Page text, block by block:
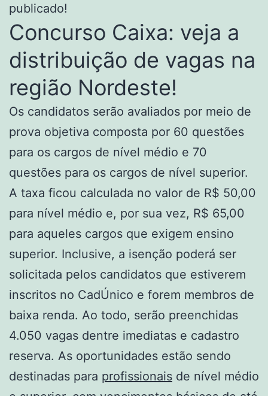
publicado!
Concurso Caixa: veja a
distribuição de vagas na
região Nordeste!
Os candidatos serão avaliados por meio de
prova objetiva composta por 60 questões
para os cargos de nível médio e 70
questões para os cargos de nível superior.
A taxa ficou calculada no valor de R$ 50,00
para nível médio e, por sua vez, R$ 65,00
para aqueles cargos que exigem ensino
superior. Inclusive, a isenção poderá ser
solicitada pelos candidatos que estiverem
inscritos no CadÚnico e forem membros de
baixa renda. Ao todo, serão preenchidas
4.050 vagas dentre imediatas e cadastro
reserva. As oportunidades estão sendo
destinadas para profissionais de nível médio